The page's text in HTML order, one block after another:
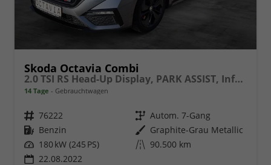
Skoda Octavia Combi
2.0 TSI RS Head-Up Display, PARK ASSIST, Infotainment Columbus
14 Tage Gebrauchtwagen
Fahrzeugnr. 76222 Getriebe Autom. 7-Gang
Kraftstoff Benzin Außenfarbe Graphite-Grau Metallic
Leistung 180 kW (245 PS) Kilometerstand 90.500 km
22.08.2022